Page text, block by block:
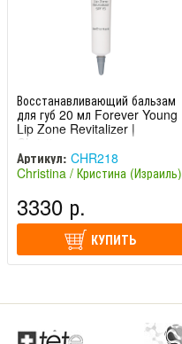
Восстанавливающий бальзам
для губ 20 мл Forever Young
Lip Zone Revitalizer |
Christina
Артикул: CHR218
Christina / Кристина (Израиль)
3330 р.
КУПИТЬ